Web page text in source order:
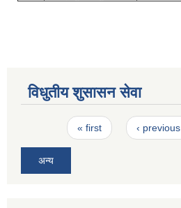
विधुतीय शुसासन सेवा
Pages« first ‹ previous
अन्य